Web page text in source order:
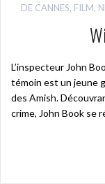
DE CANNES, FILM,
L’inspecteur John
témoin est un jeune
des Amish.
crime, John Book se